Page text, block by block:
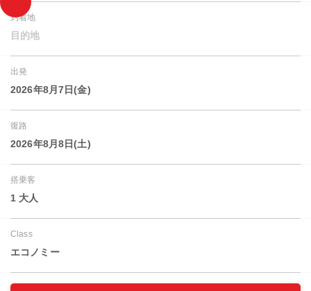
到着地
目的地
出発
2026年8月7日(金)
復路
2026年8月8日(土)
搭乗客
1 大人
Class
エコノミー